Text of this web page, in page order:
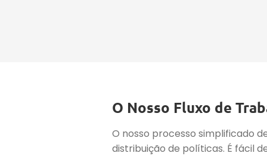
O Nosso Fluxo de
O nosso processo simplificado
distribuição de políticas. É fácil